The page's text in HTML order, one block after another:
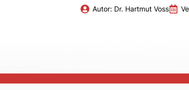
Autor: Dr. Hartmut Voss